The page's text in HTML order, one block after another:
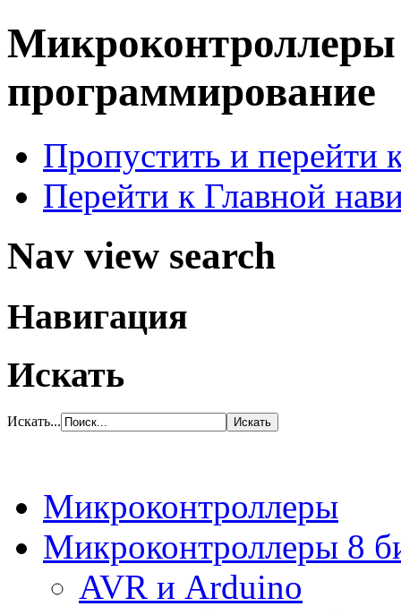
программирование
Пропустить и перейти
Перейти к Главной
Nav view search
Навигация
Искать
Искать...
Микроконтроллеры
Микроконтроллеры 8
AVR и Arduino